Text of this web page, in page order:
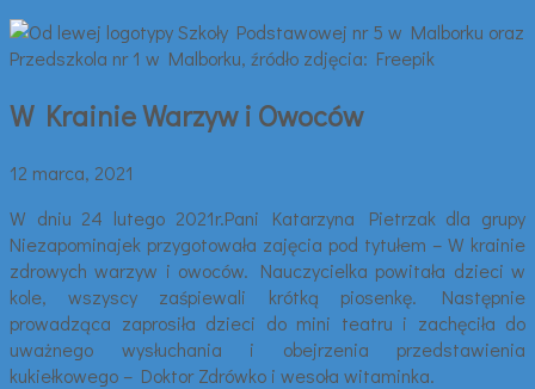
W Krainie Warzyw i Owoców
12 marca, 2021
W dniu 24 lutego 2021r.Pani Katarzyna Pietrzak dla grupy
Niezapominajek przygotowała zajęcia pod tytułem – W krainie
zdrowych warzyw i owoców. Nauczycielka powitała dzieci w
kole, wszyscy zaśpiewali krótką piosenkę. Następnie
prowadząca zaprosiła dzieci do mini teatru i zachęciła do
uważnego wysłuchania i obejrzenia przedstawienia
kukiełkowego – Doktor Zdrówko i wesoła witaminka.